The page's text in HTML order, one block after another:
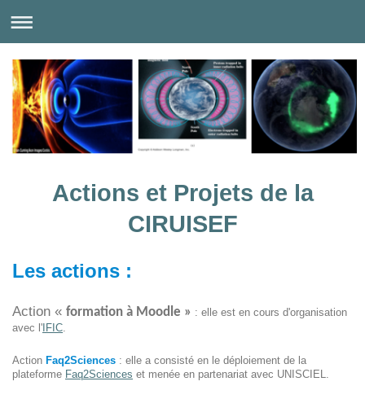
Actions et Projets de la
CIRUISEF
Les actions :
Action « formation à Moodle » : elle est en cours d'organisation
avec l' IFIC.
Action Faq2Sciences : elle a consisté en le déploiement de la
plateforme Faq2Sciences et menée en partenariat avec UNISCIEL.